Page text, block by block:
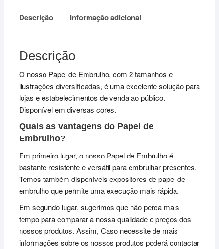
Descrição Informação adicional
Descrição
O nosso Papel de Embrulho, com 2 tamanhos e
ilustrações diversificadas, é uma excelente solução para
lojas e estabelecimentos de venda ao público.
Disponível em diversas cores.
Quais as vantagens do Papel de
Embrulho?
Em primeiro lugar, o nosso Papel de Embrulho é
bastante resistente e versátil para embrulhar presentes.
Temos também disponíveis expositores de papel de
embrulho que permite uma execução mais rápida.
Em segundo lugar, sugerimos que não perca mais
tempo para comparar a nossa qualidade e preços dos
nossos produtos. Assim, Caso necessite de mais
informações sobre os nossos produtos poderá contactar